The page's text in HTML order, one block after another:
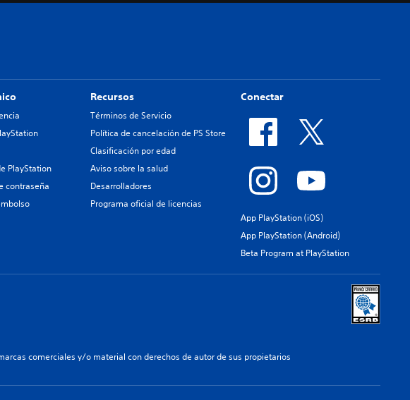
PlayStation
contraseña
Recursos
Términos de Servicio
Política de cancelación de PS Store
Clasificación por edad
Aviso sobre la salud
Desarrolladores
Programa oficial de licencias
Conectar
App PlayStation (iOS)
App PlayStation (Android)
Beta Program at PlayStation
comerciales y/o material con derechos de autor de sus propietarios